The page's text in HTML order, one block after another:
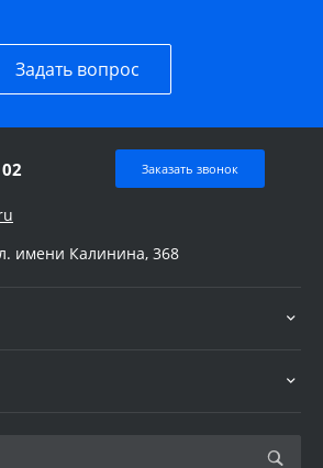
Задать вопрос
Заказать звонок
имени Калинина, 368